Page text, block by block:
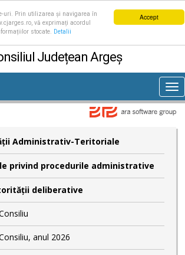
Accept
uri. Prin utilizarea și navigarea în
vă exprimați acordul
stocate.
Detalii
Județean Argeș
Administrativ-Teritoriale
privind procedurile administrative
deliberative
anul 2026